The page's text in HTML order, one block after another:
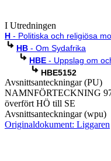
I Utredningen
H - Politiska och religiösa
HB - Om Sydafrika
HBE - Uppslag om
HBE5152
Avsnittsanteckningar (PU)
NAMNFÖRTECKNING
överfört HÖ till SE
Avsnittsanteckningar (wpu)
Originaldokument: Liggaren